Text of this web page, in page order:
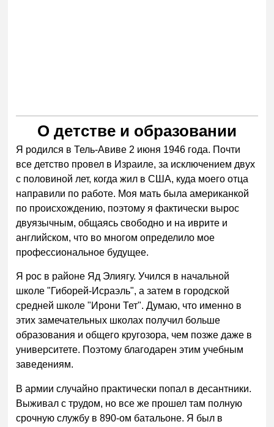
О детстве и образовании
Я родился в Тель-Авиве 2 июня 1946 года. Почти
все детство провел в Израиле, за исключением двух
с половиной лет, когда жил в США, куда моего отца
направили по работе. Моя мать была американкой
по происхождению, поэтому я фактически вырос
двуязычным, общаясь свободно и на иврите и
английском, что во многом определило мое
профессиональное будущее.
Я рос в районе Яд Элиягу. Учился в начальной
школе "Гиборей-Исраэль", а затем в городской
средней школе "Ирони Тет". Думаю, что именно в
этих замечательных школах получил больше
образования и общего кругозора, чем позже даже в
университете. Поэтому благодарен этим учебным
заведениям.
В армии случайно практически попал в десантники.
Выживал с трудом, но все же прошел там полную
срочную службу в 890-ом батальоне. Я был в